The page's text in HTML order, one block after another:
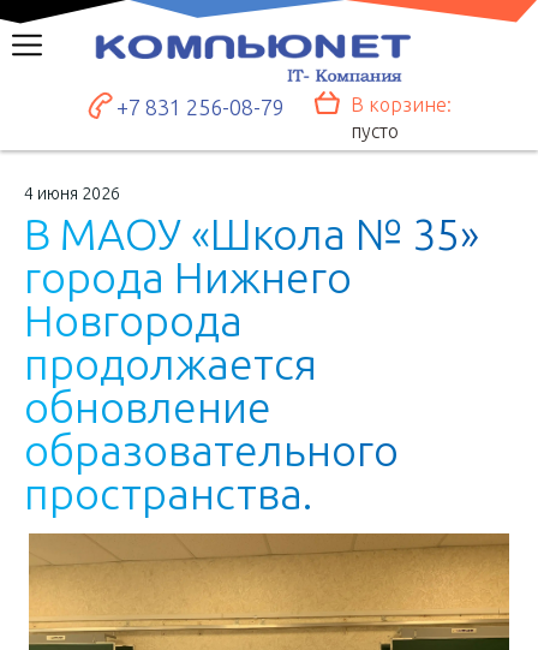
+7 831 256-08-79
В корзине:
пусто
4 июня 2026
В МАОУ «Школа № 35»
города Нижнего
Новгорода
продолжается
обновление
образовательного
пространства.